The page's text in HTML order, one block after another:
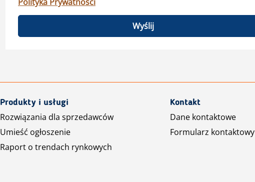
Polityka Prywatności
Wyślij
Produkty i usługi
Rozwiązania dla sprzedawców
Umieść ogłoszenie
Raport o trendach rynkowych
Kontakt
Dane kontaktowe
Formularz kontaktowy